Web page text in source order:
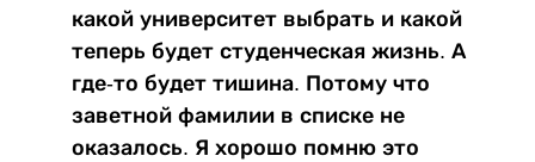
какой университет выбрать и какой
теперь будет студенческая жизнь. А
где-то будет тишина. Потому что
заветной фамилии в списке не
оказалось. Я хорошо помню это